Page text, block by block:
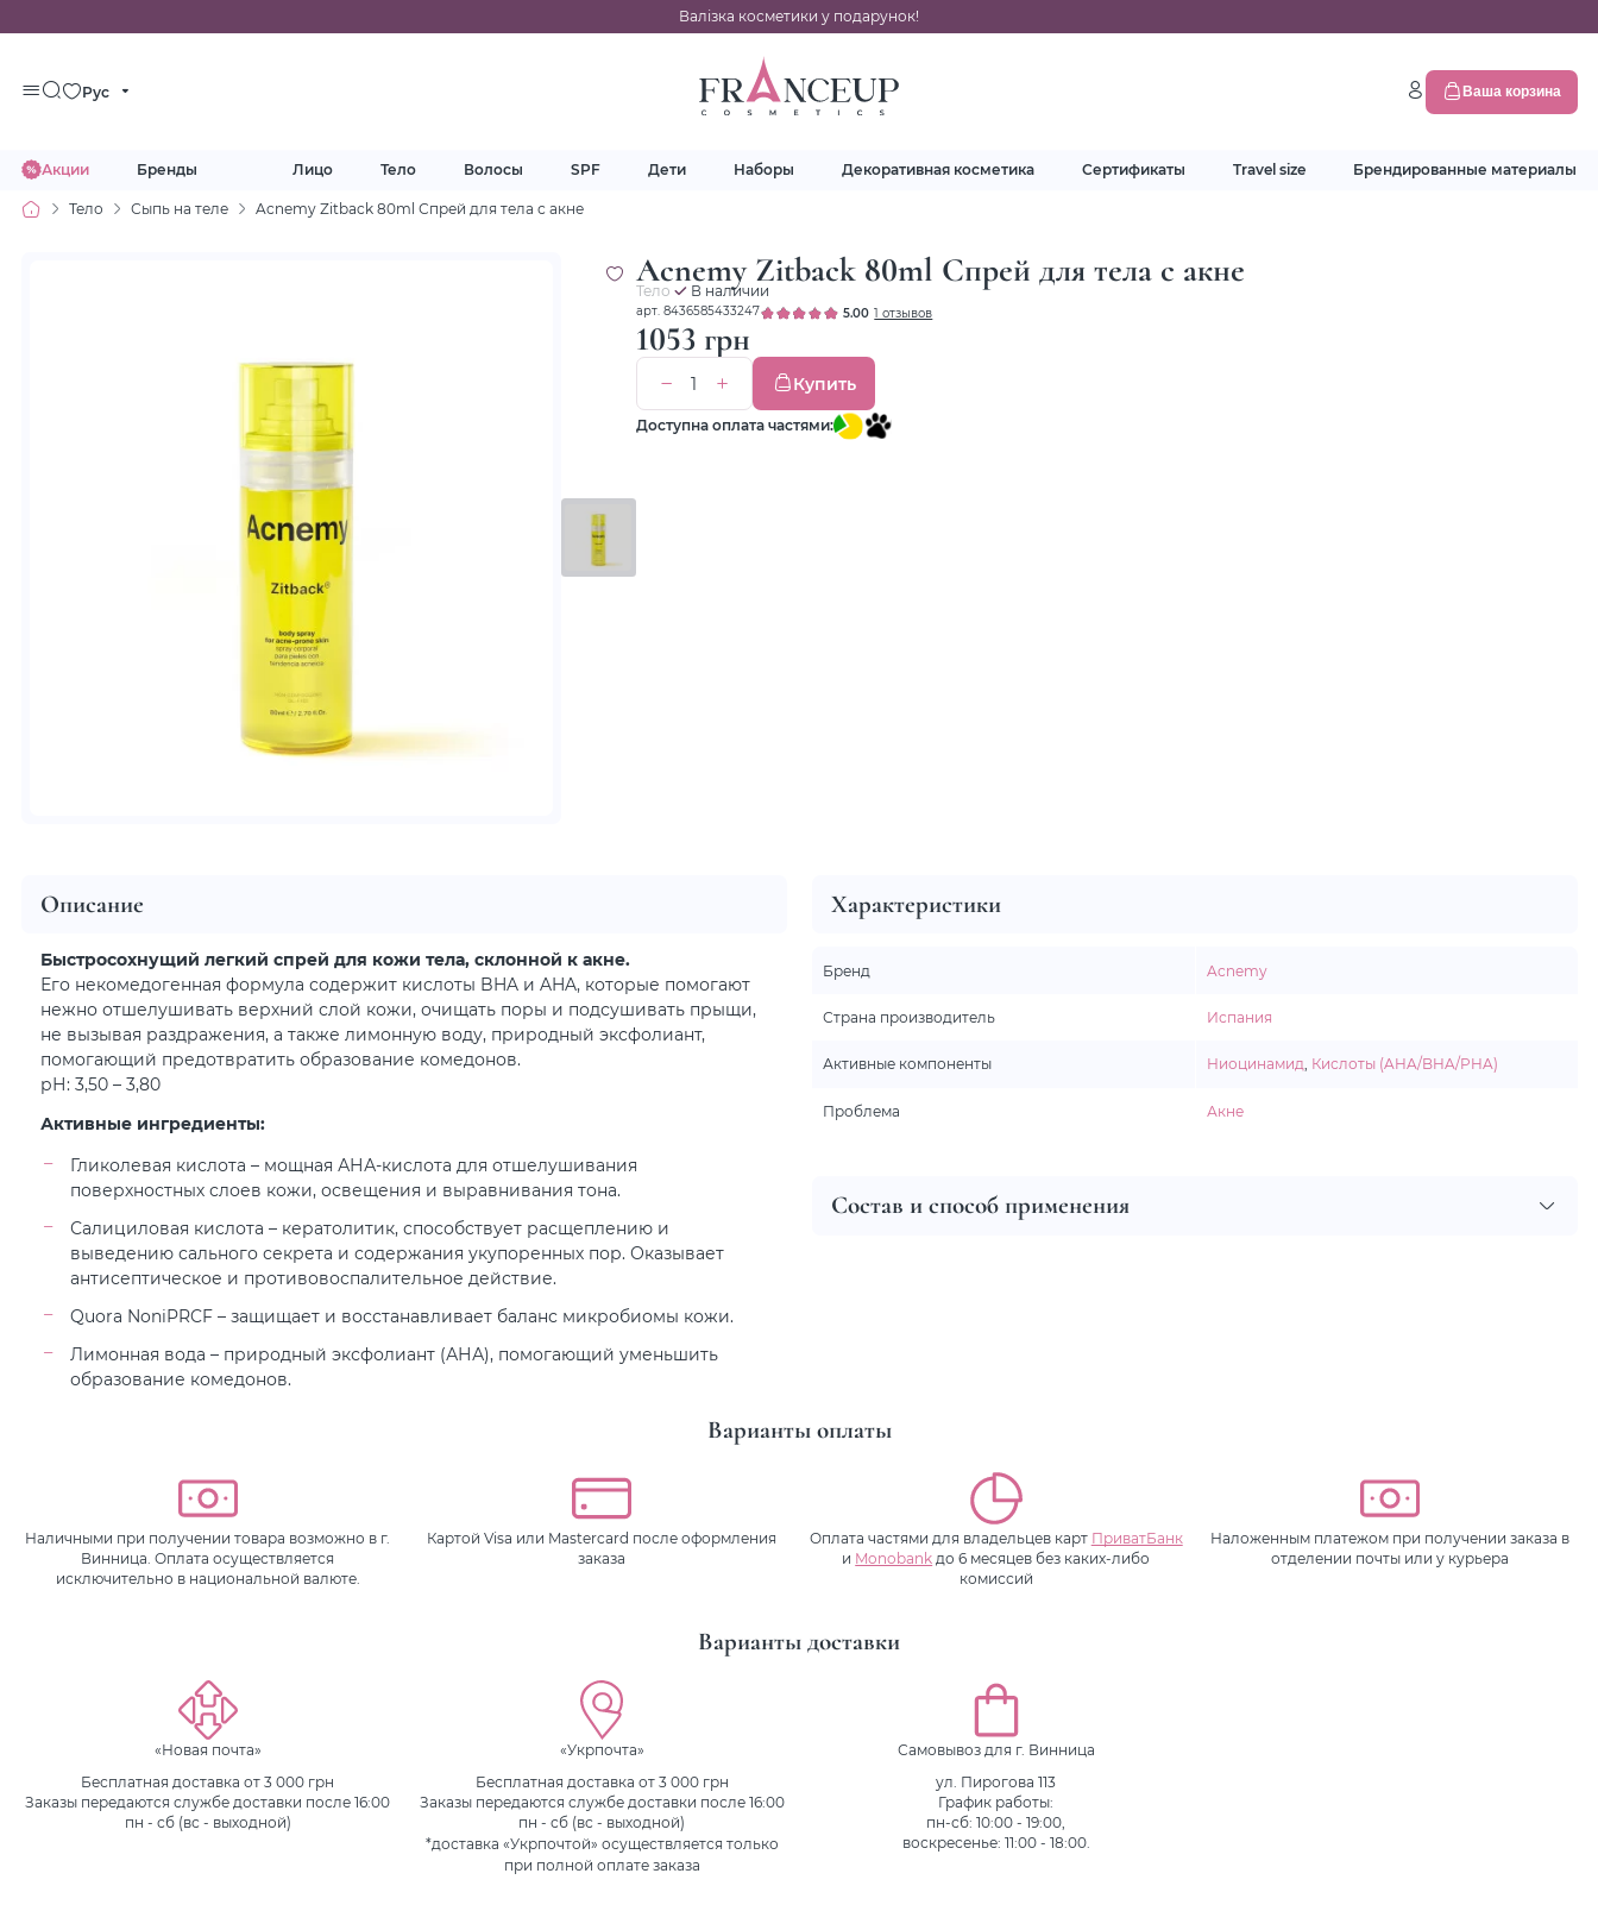
Валізка косметики у подарунок!
Рус Ваша корзина
Акции Бренды Лицо Тело Волосы SPF Дети Наборы Декоративная косметика Сертификаты Travel size Брендированные материалы
Тело Сыпь на теле Acnemy Zitback 80ml Спрей для тела с акне
Acnemy Zitback 80ml Спрей для тела с акне
Тело В наличии
арт. 8436585433247 5.00 1 отзывов
1053 грн
Купить
Доступна оплата частями:
Описание
Быстросохнущий легкий спрей для кожи тела, склонной к акне.
Его некомедогенная формула содержит кислоты BHA и AHA, которые помогают
нежно отшелушивать верхний слой кожи, очищать поры и подсушивать прыщи,
не вызывая раздражения, а также лимонную воду, природный эксфолиант,
помогающий предотвратить образование комедонов.
рН: 3,50 – 3,80
Активные ингредиенты:
Гликолевая кислота – мощная АНА-кислота для отшелушивания
поверхностных слоев кожи, освещения и выравнивания тона.
Салициловая кислота – кератолитик, способствует расщеплению и
выведению сального секрета и содержания укупоренных пор. Оказывает
антисептическое и противовоспалительное действие.
Quora NoniPRCF – защищает и восстанавливает баланс микробиомы кожи.
Лимонная вода – природный эксфолиант (АНА), помогающий уменьшить
образование комедонов.
Состав и способ применения
Характеристики
Бренд Acnemy
Страна производитель Испания
Активные компоненты Ниоцинамид, Кислоты (AHA/BHA/PHA)
Проблема Акне
Варианты оплаты
Наличными при получении товара возможно в г.
Винница. Оплата осуществляется
исключительно в национальной валюте.
Картой Visa или Mastercard после оформления
заказа
Оплата частями для владельцев карт ПриватБанк
и Monobank до 6 месяцев без каких-либо
комиссий
Наложенным платежом при получении заказа в
отделении почты или у курьера
Варианты доставки
«Новая почта»
Бесплатная доставка от 3 000 грн
Заказы передаются службе доставки после 16:00
пн - сб (вс - выходной)
«Укрпочта»
Бесплатная доставка от 3 000 грн
Заказы передаются службе доставки после 16:00
пн - сб (вс - выходной)
*доставка «Укрпочтой» осуществляется только
при полной оплате заказа
Самовывоз для г. Винница
ул. Пирогова 113
График работы:
пн-сб: 10:00 - 19:00,
воскресенье: 11:00 - 18:00.